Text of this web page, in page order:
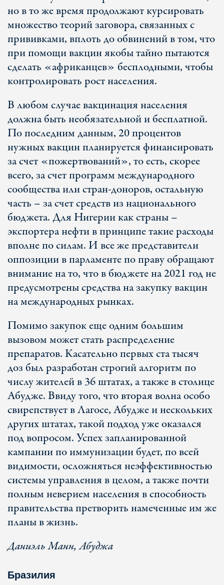
но в то же время продолжают курсировать
множество теорий заговора, связанных с
прививками, вплоть до обвинений в том, что
при помощи вакцин якобы тайно пытаются
сделать «африканцев» бесплодными, чтобы
контролировать рост населения.
В любом случае вакцинация населения
должна быть необязательной и бесплатной.
По последним данным, 20 процентов
нужных вакцин планируется финансировать
за счет «пожертвований», то есть, скорее
всего, за счет программ международного
сообщества или стран-доноров, остальную
часть – за счет средств из национального
бюджета. Для Нигерии как страны –
экспортера нефти в принципе такие расходы
вполне по силам. И все же представители
оппозиции в парламенте по праву обращают
внимание на то, что в бюджете на 2021 год не
предусмотрены средства на закупку вакцин
на международных рынках.
Помимо закупок еще одним большим
вызовом может стать распределение
препаратов. Касательно первых ста тысяч
доз был разработан строгий алгоритм по
числу жителей в 36 штатах, а также в столице
Абудже. Ввиду того, что вторая волна особо
свирепствует в Лагосе, Абудже и нескольких
других штатах, такой подход уже оказался
под вопросом. Успех запланированной
кампании по иммунизации будет, по всей
видимости, осложняться неэффективностью
системы управления в целом, а также почти
полным неверием населения в способность
правительства претворить намеченные им же
планы в жизнь.
Даниэль Манн, Абуджа
Бразилия